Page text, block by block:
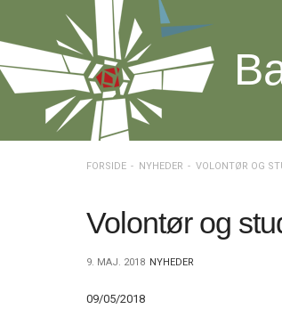
over
og
gå
Vend
tilbage
Værktøjskassen
FORSIDE NYHEDER
Volontør og
9. MAJ. 2018 NYHEDER
09/05/2018